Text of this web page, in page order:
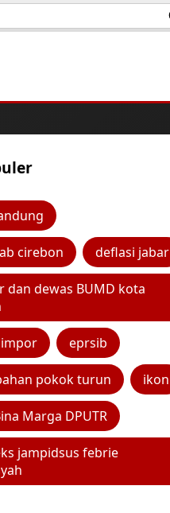
cirebon deflasi jabar
dan dewas BUMD kota
eprsib
pokok turun ikon
Marga DPUTR
jampidsus febrie